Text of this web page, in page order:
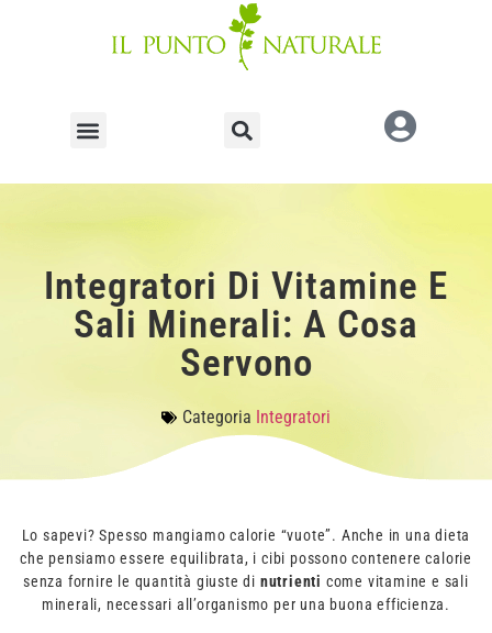
Integratori Di Vitamine E
Sali Minerali: A Cosa
Servono
Categoria Integratori
Lo sapevi? Spesso mangiamo calorie “vuote”. Anche in una dieta
che pensiamo essere equilibrata, i cibi possono contenere calorie
senza fornire le quantità giuste di nutrienti come vitamine e sali
minerali, necessari all’organismo per una buona efficienza.